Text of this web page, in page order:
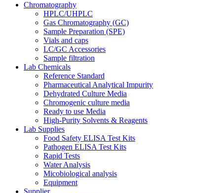
Chromatography
HPLC/UHPLC
Gas Chromatography (GC)
Sample Preparation (SPE)
Vials and caps
LC/GC Accessories
Sample filtration
Lab Chemicals
Reference Standard
Pharmaceutical Analytical Impurity
Dehydrated Culture Media
Chromogenic culture media
Ready to use Media
High-Purity Solvents & Reagents
Lab Supplies
Food Safety ELISA Test Kits
Pathogen ELISA Test Kits
Rapid Tests
Water Analysis
Micobiological analysis
Equipment
Supplier